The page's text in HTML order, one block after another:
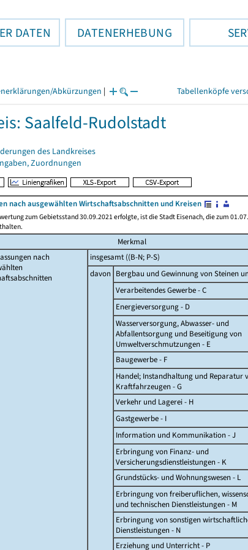
DATEN DATENERHEBUNG
Abkürzungen | Tabellenköpfe
Saalfeld-Rudolstadt
des Landkreises
Zuordnungen
nach ausgewählten Wirtschaftsabschnitten und Kreisen
zum Gebietsstand 30.09.2021 erfolgte, ist die Stadt Eisenach, die zum
Merkmal
nach
insgesamt ((B-N; P-S)
davon Bergbau und Gewinnung von Steinen
Verarbeitendes Gewerbe - C
Energieversorgung - D
Wasserversorgung, Abwasser- und
Abfallentsorgung und Beseitigung von
Umweltverschmutzungen - E
Baugewerbe - F
Handel; Instandhaltung und Reparatur
Kraftfahrzeugen - G
Verkehr und Lagerei - H
Gastgewerbe - I
Information und Kommunikation - J
Erbringung von Finanz- und
Versicherungsdienstleistungen - K
Grundstücks- und Wohnungswesen - L
Erbringung von freiberuflichen,
und technischen Dienstleistungen - M
Erbringung von sonstigen
Dienstleistungen - N
Erziehung und Unterricht - P